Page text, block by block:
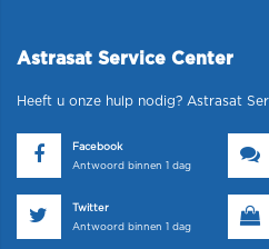
Astrasat Service Center
Heeft u onze hulp nodig? Astrasat
Facebook
Antwoord binnen 1 dag
Twitter
Antwoord binnen 1 dag